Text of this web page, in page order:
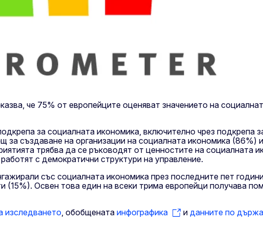
че 75% от европейците оценяват значението на
за социалната икономика, включително чрез подкрепа
създаване на организации на социалната икономика (86%)
трябва да се ръководят от ценностите на социалната
с демократични структури на управление.
със социалната икономика през последните пет
(15%). Освен това един на всеки трима европейци получава
изследването, обобщената инфографика и данните по